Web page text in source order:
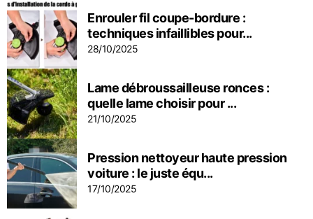
Enrouler fil coupe-bordure :
techniques infaillibles pour...
28/10/2025
Lame débroussailleuse ronces :
quelle lame choisir pour ...
21/10/2025
Pression nettoyeur haute pression
voiture : le juste équ...
17/10/2025